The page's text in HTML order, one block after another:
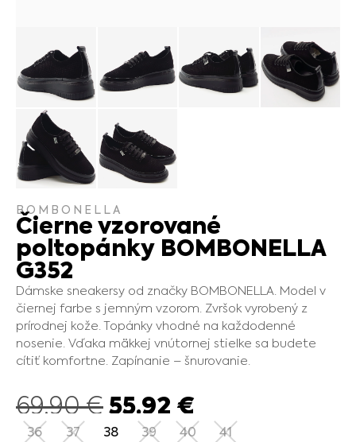
BOMBONELLA
Čierne vzorované
poltopánky BOMBONELLA
G352
Dámske sneakersy od značky BOMBONELLA. Model v
čiernej farbe s jemným vzorom. Zvršok vyrobený z
prírodnej kože. Topánky vhodné na každodenné
nosenie. Vďaka mäkkej vnútornej stielke sa budete
cítiť komfortne. Zapínanie – šnurovanie.
69.90€55.92 €
36 37 38 39 40 41